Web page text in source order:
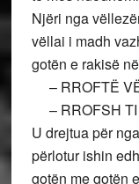
Njëri nga
vëllai i madh
gotën e rakisë
– RROFTË
– RROFSH TI
U drejtua për
përlotur ishin
gotën me gotën